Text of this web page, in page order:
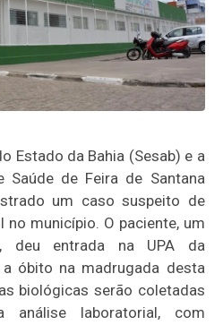
Estado da Bahia (Sesab) e a
Saúde de Feira de Santana
um caso suspeito de
município. O paciente, um
deu entrada na UPA da
a óbito na madrugada desta
biológicas serão coletadas
análise laboratorial, com